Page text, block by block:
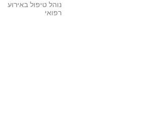
נוהל טיפול באירוע
רפואי